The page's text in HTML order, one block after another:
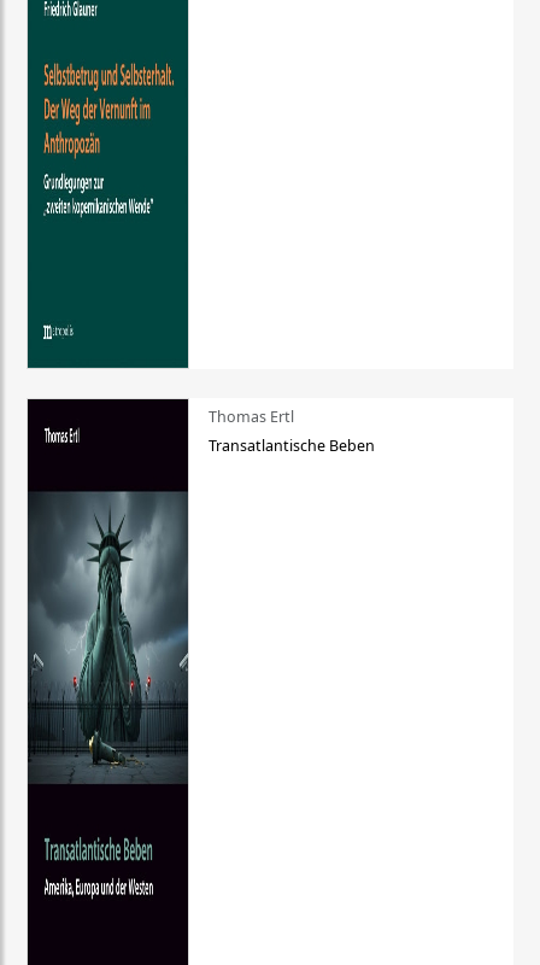
Thomas Ertl
Transatlantische Beben